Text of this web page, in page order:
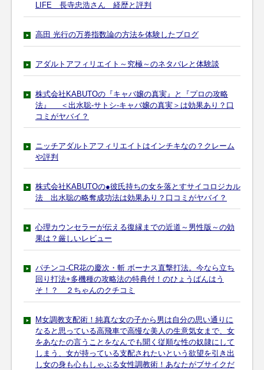
LIFE 長寺忠浩さん 経歴と評判
高田 光行の万券指数論の方法を体験したブログ
アダルトアフィリエイト～究極～のネタバレと体験談
株式会社KABUTOの『キャバ嬢の真実』と『プロの攻略
法』 ＜出水聡‐サトシ-キャバ嬢の真実＞は効果あり？口
コミがヤバイ？
ニッチアダルトアフィリエイトはインチキなの？クレーム
や評判
株式会社KABUTOの●彼氏持ちの女を落とすサイコロジカル
法 出水聡の略奪成功法は効果あり？口コミがヤバイ？
心理カウンセラーが伝える復縁までの近道～男性版～の効
果は？厳しいレビュー
パチンコ-CR花の慶次・斬 ボーナス直撃打法。今なら立ち
回り打法+多機種の攻略法の特典付！のひょうばんはう
そ！？ ２ちゃんのクチコミ
M女調教支配術！純真な女の子から男は自分の思い通りに
なると思っている高飛車で高慢な美人の生意気女まで、女
をあなたの言うことをなんでも聞く従順な性の奴隷にして
しまう、女が持っている支配されたいという欲望を引き出
し女の身も心もしゃぶる女性調教術！あなたがブサイクだ